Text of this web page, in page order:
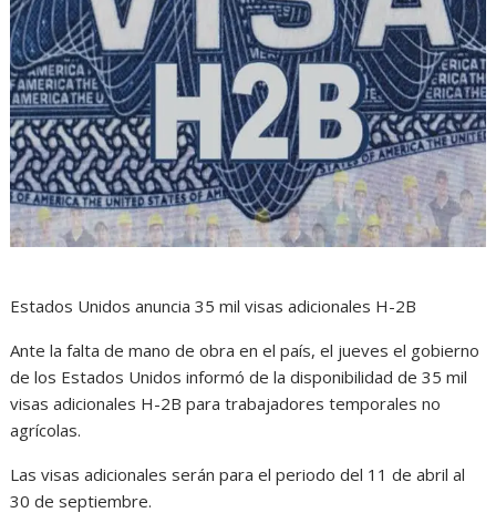
Estados Unidos anuncia 35 mil visas adicionales H-2B
Ante la falta de mano de obra en el país, el jueves el gobierno
de los Estados Unidos informó de la disponibilidad de 35 mil
visas adicionales H-2B para trabajadores temporales no
agrícolas.
Las visas adicionales serán para el periodo del 11 de abril al
30 de septiembre.